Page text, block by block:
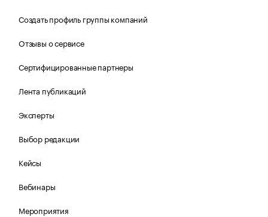
Создать профиль группы компаний
Отзывы о сервисе
Сертифицированные партнеры
Лента публикаций
Эксперты
Выбор редакции
Кейсы
Вебинары
Мероприятия